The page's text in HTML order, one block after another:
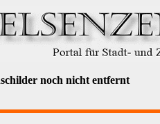
noch nicht entfernt